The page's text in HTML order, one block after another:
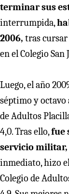
terminar sus
interrumpida,
2006, tras cursar
en el Colegio San
Luego, el año
séptimo y octavo
de Adultos
4,0. Tras ello,fue
servicio militar,
inmediato, hizo
Colegio de